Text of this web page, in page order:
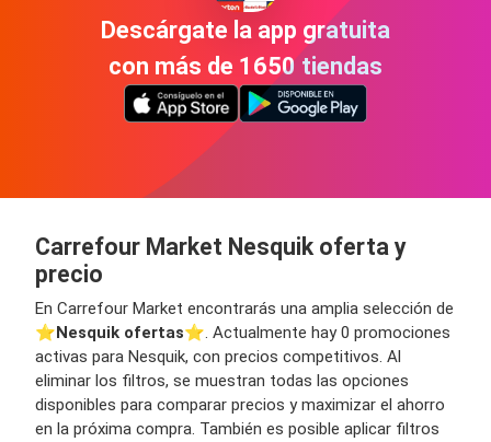
Descárgate la app gratuita
con más de 1650 tiendas
Carrefour Market Nesquik oferta y
precio
En Carrefour Market encontrarás una amplia selección de
⭐️Nesquik ofertas⭐️. Actualmente hay 0 promociones
activas para Nesquik, con precios competitivos. Al
eliminar los filtros, se muestran todas las opciones
disponibles para comparar precios y maximizar el ahorro
en la próxima compra. También es posible aplicar filtros